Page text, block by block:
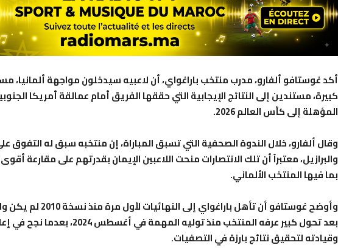
أكد غوستافو ألفارو، مدرب منتخب باراغواي، أن لاعبيه سيدخلون مواجهة ألمانيا،
كبيرة، مستندين إلى النتائج الإيجابية التي حققها الفريق أمام عمالقة أمريكا
المؤهلة إلى كأس العالم 2026.
وقال ألفارو، خلال الندوة الصحفية التي تسبق المباراة، إن منتخبه سبق له التفوق
والبرازيل، معتبراً أن تلك الانتصارات منحت اللاعبين الإيمان بقدرتهم على مقارعة
بما فيها المنتخب الألماني.
وأوضح غوستافو أن تأهل
بعد تحول كبير عرفه المنتخب منذ توليه
وقيادته لتحقيق نتائج بارزة في التصفيات.